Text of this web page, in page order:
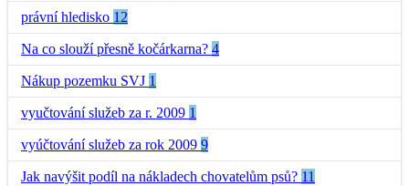
právní hledisko 12
Na co slouží přesně kočárkarna? 4
Nákup pozemku SVJ 1
vyučtování služeb za r. 2009 1
vyúčtování služeb za rok 2009 9
Jak navýšit podíl na nákladech chovatelům psů? 11